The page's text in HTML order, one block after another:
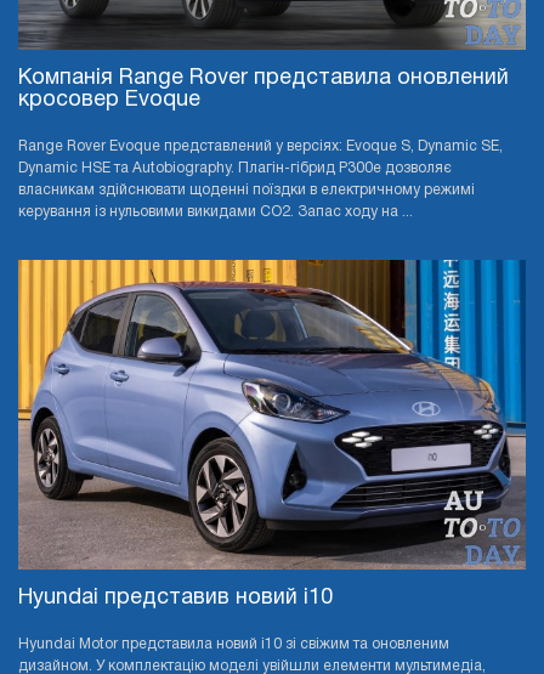
Компанія Range Rover представила оновлений
кросовер Evoque
Range Rover Evoque представлений у версіях: Evoque S, Dynamic SE,
Dynamic HSE та Autobiography. Плагін-гібрид P300e дозволяє
власникам здійснювати щоденні поїздки в електричному режимі
керування із нульовими викидами CO2. Запас ходу на ...
Hyundai представив новий i10
Hyundai Motor представила новий i10 зі свіжим та оновленим
дизайном. У комплектацію моделі увійшли елементи мультимедіа,